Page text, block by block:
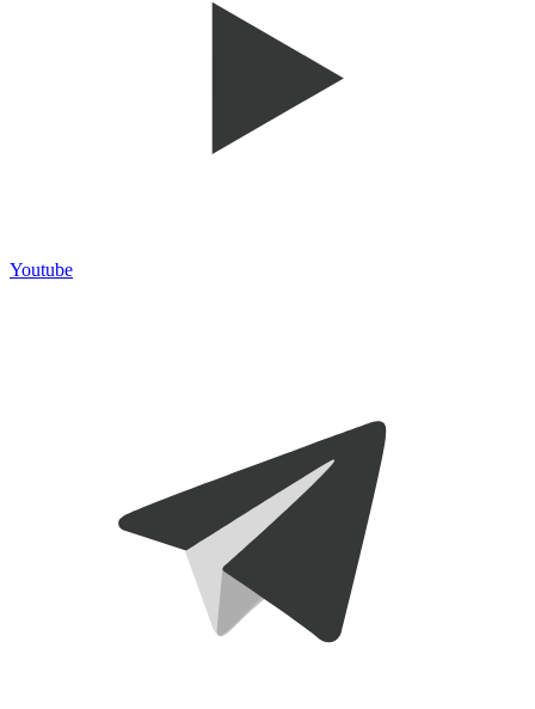
Youtube